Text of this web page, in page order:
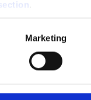
traffic. We also share
combine it with
Marketing